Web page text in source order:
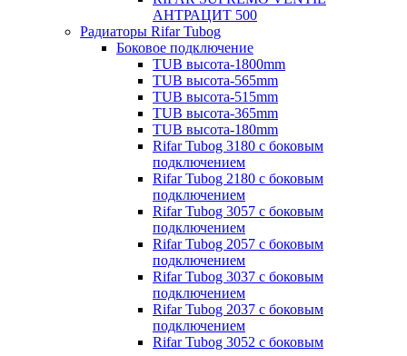
АНТРАЦИТ 500
Радиаторы Rifar Tubog
Боковое подключение
TUB высота-1800mm
TUB высота-565mm
TUB высота-515mm
TUB высота-365mm
TUB высота-180mm
Rifar Tubog 3180 с боковым
подключением
Rifar Tubog 2180 с боковым
подключением
Rifar Tubog 3057 с боковым
подключением
Rifar Tubog 2057 с боковым
подключением
Rifar Tubog 3037 с боковым
подключением
Rifar Tubog 2037 с боковым
подключением
Rifar Tubog 3052 с боковым